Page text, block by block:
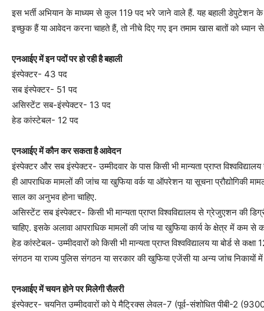
इस भर्ती अभियान के माध्यम से कुल 119 पद भरे जाने वाले हैं. यह बहाली डेपुटेशन के
इच्छुक हैं या आवेदन करना चाहते हैं, तो नीचे दिए गए इन तमाम खास बातों को
एनआईए में इन पदों पर हो रही है बहाली
इंस्पेक्टर- 43 पद
सब इंस्पेक्टर- 51 पद
असिस्टेंट सब-इंस्पेक्टर- 13 पद
हेड कांस्टेबल- 12 पद
एनआईए में कौन कर सकता है आवेदन
इंस्पेक्टर और सब इंस्पेक्टर- उम्मीदवार के पास किसी भी मान्यता प्राप्त
ही आपराधिक मामलों की जांच या खुफिया वर्क या ऑपरेशन या सूचना प्रौद्योगिकी
साल का अनुभव होना चाहिए.
असिस्टेंट सब इंस्पेक्टर- किसी भी मान्यता प्राप्त विश्वविद्यालय से ग्रेजुएशन की
चाहिए. इसके अलावा आपराधिक मामलों की जांच या खुफिया कार्य के क्षेत्र में कम से
हेड कांस्टेबल- उम्मीदवारों को किसी भी मान्यता प्राप्त विश्वविद्यालय या बोर्ड से
संगठन या राज्य पुलिस संगठन या सरकार की खुफिया एजेंसी या अन्य जांच निकायों
एनआईए में चयन होने पर मिलेगी सैलरी
इंस्पेक्टर- चयनित उम्मीदवारों को पे मैट्रिक्स लेवल-7 (पूर्व-संशोधित पीबी-